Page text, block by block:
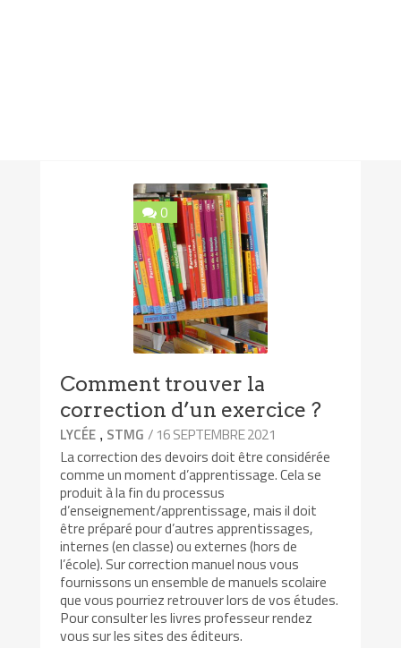
0
Comment trouver la
correction d’un exercice ?
LYCÉE , STMG / 16 SEPTEMBRE 2021
La correction des devoirs doit être considérée
comme un moment d’apprentissage. Cela se
produit à la fin du processus
d’enseignement/apprentissage, mais il doit
être préparé pour d’autres apprentissages,
internes (en classe) ou externes (hors de
l’école). Sur correction manuel nous vous
fournissons un ensemble de manuels scolaire
que vous pourriez retrouver lors de vos études.
Pour consulter les livres professeur rendez
vous sur les sites des éditeurs.